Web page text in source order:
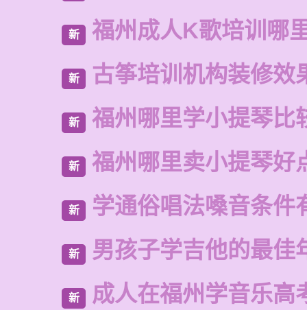
新 福州成人K歌培训哪
新 古筝培训机构装修效
新 福州哪里学小提琴比
新 福州哪里卖小提琴好
新 学通俗唱法嗓音条件
新 男孩子学吉他的最佳
新 成人在福州学音乐高